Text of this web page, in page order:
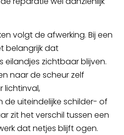
volgt de afwerking. Bij een
belangrijk dat
eilandjes zichtbaar blijven.
naar de scheur zelf
lichtinval,
uiteindelijke schilder- of
zit het verschil tussen een
dat netjes blijft ogen.